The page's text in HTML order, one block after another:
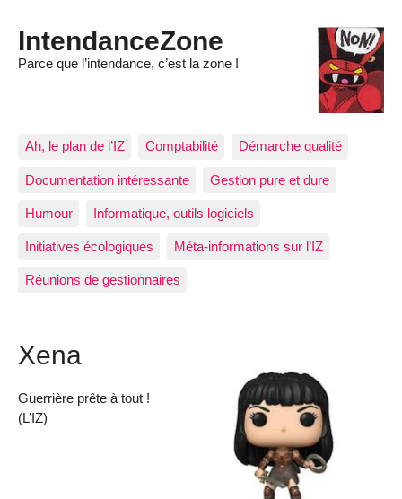
IntendanceZone
Parce que l’intendance, c’est la zone !
Ah, le plan de l’IZ Comptabilité Démarche qualité
Documentation intéressante Gestion pure et dure
Humour Informatique, outils logiciels
Initiatives écologiques Méta-informations sur l’IZ
Réunions de gestionnaires
Xena
Guerrière prête à tout !
(L’IZ)